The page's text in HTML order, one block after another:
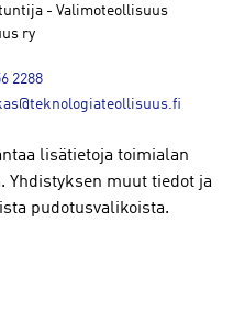
- Valimoteollisuus
ry
2288
lisätietoja toimialan
Yhdistyksen muut tiedot ja
pudotusvalikoista.